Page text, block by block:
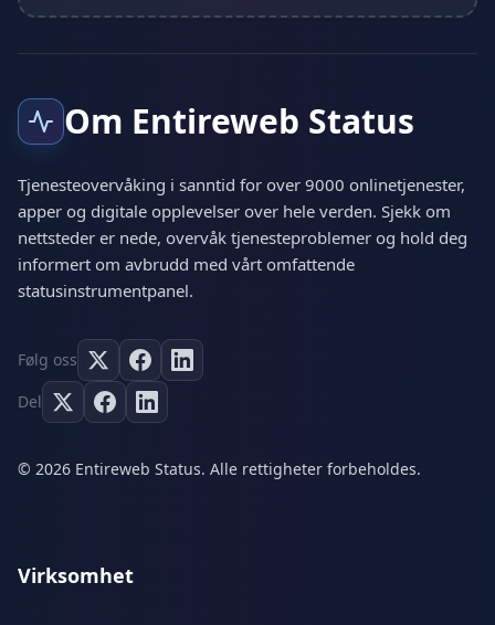
Om Entireweb Status
Tjenesteovervåking i sanntid for over 9000 onlinetjenester,
apper og digitale opplevelser over hele verden. Sjekk om
nettsteder er nede, overvåk tjenesteproblemer og hold deg
informert om avbrudd med vårt omfattende
statusinstrumentpanel.
Følg oss
Del
© 2026 Entireweb Status. Alle rettigheter forbeholdes.
Virksomhet